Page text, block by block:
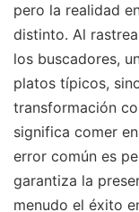
pero la realidad
distinto. Al
los buscadores,
platos típicos,
transformación
significa comer
error común es
garantiza la
menudo el éxito